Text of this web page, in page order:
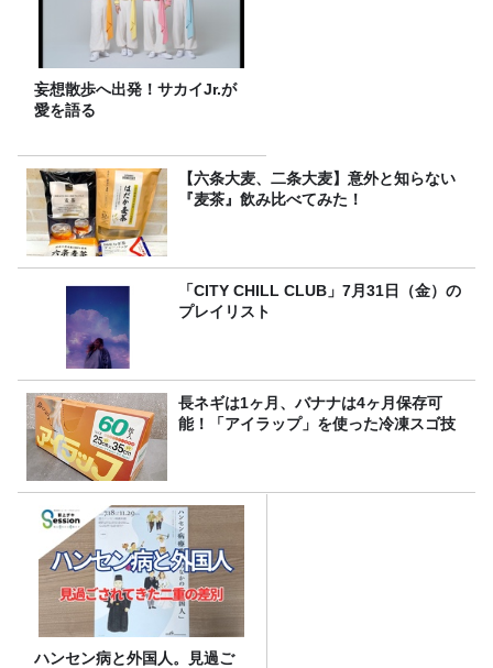
妄想散歩へ出発！サカイJr.が
愛を語る
【六条大麦、二条大麦】意外と知らない
『麦茶』飲み比べてみた！
「CITY CHILL CLUB」7月31日（金）の
プレイリスト
長ネギは1ヶ月、バナナは4ヶ月保存可
能！「アイラップ」を使った冷凍スゴ技
ハンセン病と外国人。見過ご